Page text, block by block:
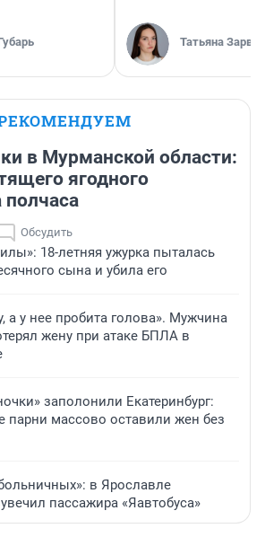
Татьяна Зарва
в Мурманской области:
ягодного
полчаса
Обсудить
18-летняя ужурка пыталась
сына и убила его
а у нее пробита голова». Мужчина
жену при атаке БПЛА в
заполонили Екатеринбург:
парни массово оставили жен без
в Ярославле
пассажира «Яавтобуса»